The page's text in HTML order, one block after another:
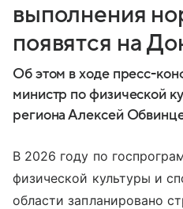
выполнения
появятся на
Об этом в ходе пресс-
министр по физической
региона Алексей
В 2026 году по
физической культуры и
области запланировано